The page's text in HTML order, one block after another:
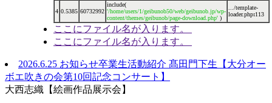
4 0.5385 60732992
include(
'/home/users/1/geibunob50/web/geibunob.jp/wp-
content/themes/geibunob/page-download.php' )
.../template-
loader.php:113
ここにファイル名が入ります。
ここにファイル名が入ります。
2026.6.25 お知らせ卒業生活動紹介 髙田門下生【大分オー
ボエ吹きの会第10回記念コンサート】
大西志織【絵画作品展示会】